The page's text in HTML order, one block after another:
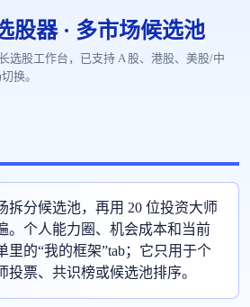
股器 · 多市场候选池
选股工作台，已支持 A 股、港股、美股/中
换。
拆分候选池，再用 20 位投资大师
。个人能力圈、机会成本和当前
里的“我的框架”tab；它只用于个
投票、共识榜或候选池排序。